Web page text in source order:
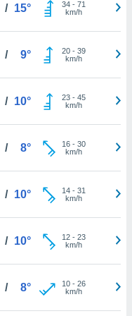
/ 15° 34- 71
km/h
/ 9° 20- 39
km/h
/ 10° 23- 45
km/h
/ 8° 16- 30
km/h
/ 10° 14- 31
km/h
/ 10° 12- 23
km/h
/ 8° 10- 26
km/h